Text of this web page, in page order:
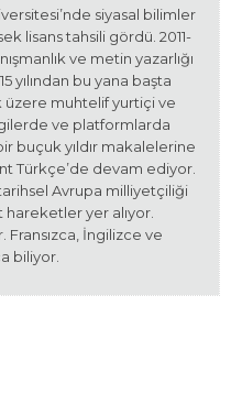
siyasal bilimler
lisans tahsili gördü. 2011-
ve metin yazarlığı
yılından bu yana başta
üzere muhtelif yurtiçi ve
ve platformlarda
buçuk yıldır makalelerine
Türkçe’de devam ediyor.
tarihsel Avrupa milliyetçiliği
yer alıyor.
Fransızca, İngilizce ve
biliyor.